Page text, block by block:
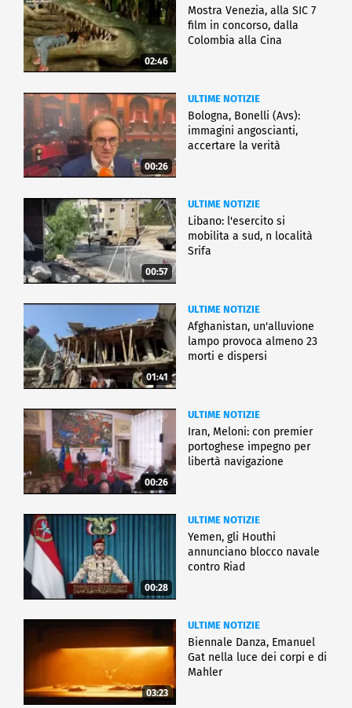
02:46
Mostra Venezia, alla SIC 7
film in concorso, dalla
Colombia alla Cina
00:26
ULTIME NOTIZIE
Bologna, Bonelli (Avs):
immagini angoscianti,
accertare la verità
00:57
ULTIME NOTIZIE
Libano: l'esercito si
mobilita a sud, n località
Srifa
01:41
ULTIME NOTIZIE
Afghanistan, un'alluvione
lampo provoca almeno 23
morti e dispersi
00:26
ULTIME NOTIZIE
Iran, Meloni: con premier
portoghese impegno per
libertà navigazione
00:28
ULTIME NOTIZIE
Yemen, gli Houthi
annunciano blocco navale
contro Riad
03:23
ULTIME NOTIZIE
Biennale Danza, Emanuel
Gat nella luce dei corpi e di
Mahler